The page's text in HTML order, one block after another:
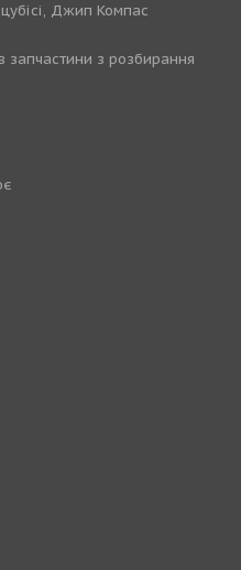
Джип Компас
запчастини з розбирання